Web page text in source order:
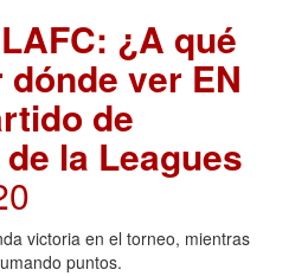
¿A qué
ver EN
de
la Leagues
victoria en el torneo, mientras
puntos.